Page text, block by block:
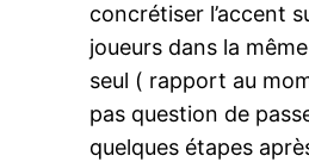
concrétiser l’accent
joueurs dans la
seul ( rapport au
pas question de
quelques étapes